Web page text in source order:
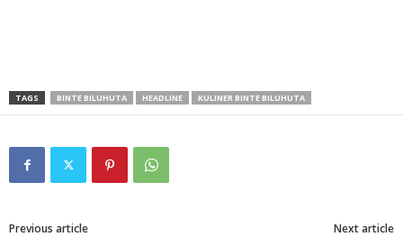
TAGS BINTE BILUHUTA HEADLINE KULINER BINTE BILUHUTA
Previous article Next article